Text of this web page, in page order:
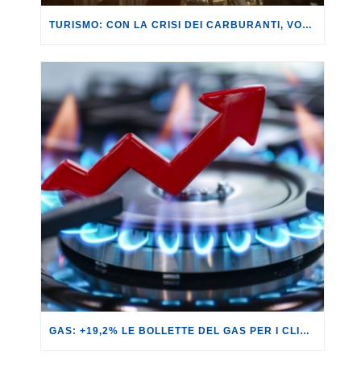
TURISMO: CON LA CRISI DEI CARBURANTI, VOLI A RISCHIO CANCELLAZIONE O RINCARO.
GAS: +19,2% LE BOLLETTE DEL GAS PER I CLIENTI IN SERVIZIO DI VULNERABILITÀ.